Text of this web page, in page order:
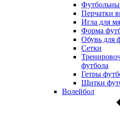
Перчатки
Игла для
Форма
Обувь для
Сетки
футбола
Гетры
Щитки
Волейбол